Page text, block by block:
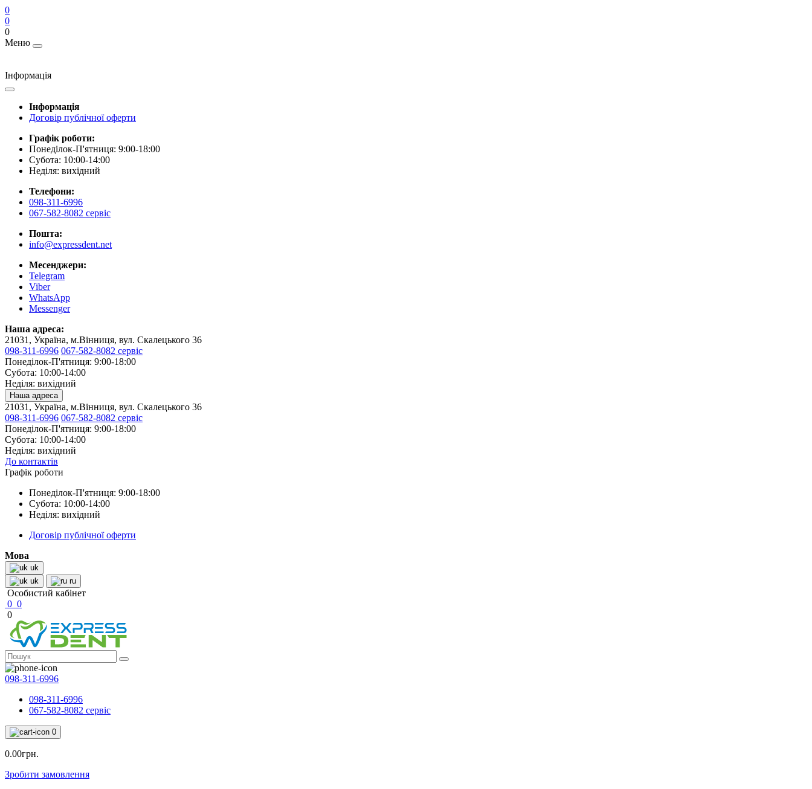
0
0
0
Меню
Інформація
Інформація
Договір публічної оферти
Графік роботи:
Понеділок-П'ятниця: 9:00-18:00
Субота: 10:00-14:00
Неділя: вихідний
Телефони:
098-311-6996
067-582-8082 сервіс
Пошта:
info@expressdent.net
Месенджери:
Telegram
Viber
WhatsApp
Messenger
Наша адреса:
21031, Україна, м.Вінниця, вул. Скалецького 36
098-311-6996 067-582-8082 сервіс
Понеділок-П'ятниця: 9:00-18:00
Субота: 10:00-14:00
Неділя: вихідний
Наша адреса
21031, Україна, м.Вінниця, вул. Скалецького 36
098-311-6996 067-582-8082 сервіс
Понеділок-П'ятниця: 9:00-18:00
Субота: 10:00-14:00
Неділя: вихідний
До контактів
Графік роботи
Понеділок-П'ятниця: 9:00-18:00
Субота: 10:00-14:00
Неділя: вихідний
Договір публічної оферти
Мова
uk
uk
ru
Особистий кабінет
0 0
0
098-311-6996
098-311-6996
067-582-8082 сервіс
0
0.00грн.
Зробити замовлення